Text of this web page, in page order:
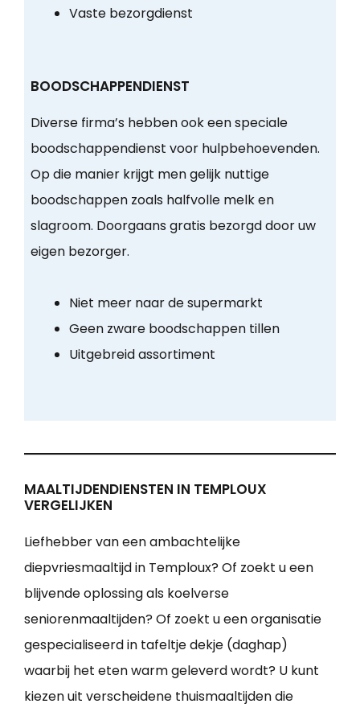
Vaste bezorgdienst
BOODSCHAPPENDIENST
Diverse firma’s hebben ook een speciale
boodschappendienst voor hulpbehoevenden.
Op die manier krijgt men gelijk nuttige
boodschappen zoals halfvolle melk en
slagroom. Doorgaans gratis bezorgd door uw
eigen bezorger.
Niet meer naar de supermarkt
Geen zware boodschappen tillen
Uitgebreid assortiment
MAALTIJDENDIENSTEN IN TEMPLOUX
VERGELIJKEN
Liefhebber van een ambachtelijke
diepvriesmaaltijd in Temploux? Of zoekt u een
blijvende oplossing als koelverse
seniorenmaaltijden? Of zoekt u een organisatie
gespecialiseerd in tafeltje dekje (daghap)
waarbij het eten warm geleverd wordt? U kunt
kiezen uit verscheidene thuismaaltijden die